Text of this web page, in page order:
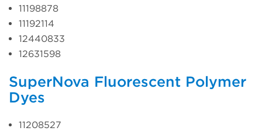
11198878
11192114
12440833
12631598
SuperNova Fluorescent Polymer
Dyes
11208527